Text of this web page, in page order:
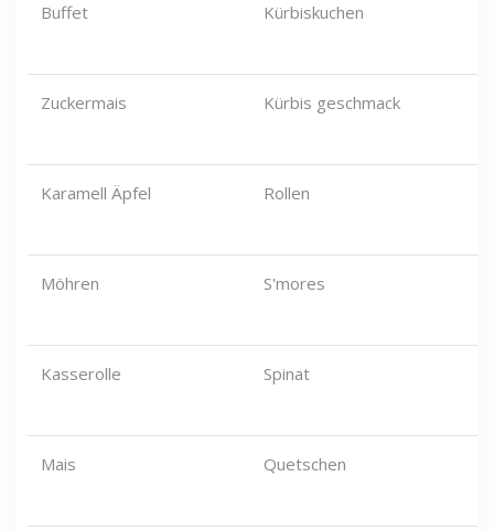
Buffet Kürbiskuchen
Zuckermais Kürbis geschmack
Karamell Äpfel Rollen
Möhren S'mores
Kasserolle Spinat
Mais Quetschen